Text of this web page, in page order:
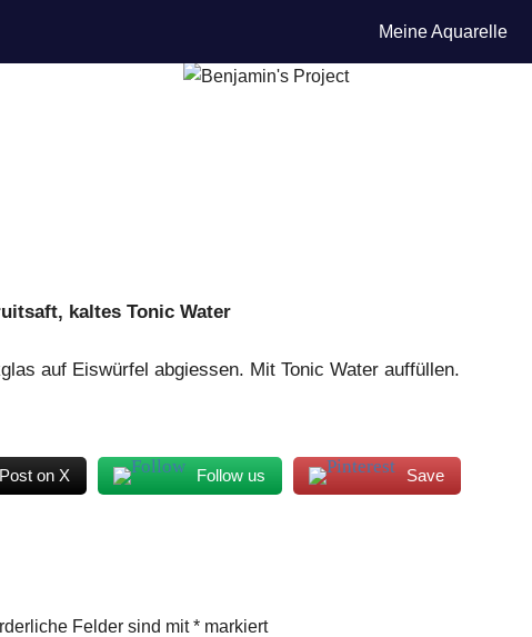
Meine Aquarelle
kaltes Tonic Water
auf Eiswürfel abgiessen. Mit Tonic Water auffüllen.
Post on X Follow us Save
Felder sind mit* markiert